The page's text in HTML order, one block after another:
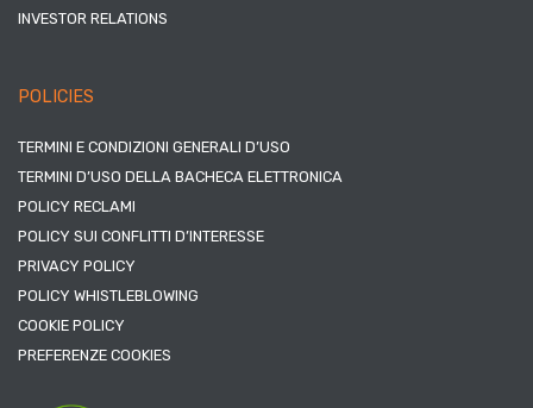
INVESTOR RELATIONS
POLICIES
TERMINI E CONDIZIONI GENERALI D’USO
TERMINI D’USO DELLA BACHECA ELETTRONICA
POLICY RECLAMI
POLICY SUI CONFLITTI D’INTERESSE
PRIVACY POLICY
POLICY WHISTLEBLOWING
COOKIE POLICY
PREFERENZE COOKIES